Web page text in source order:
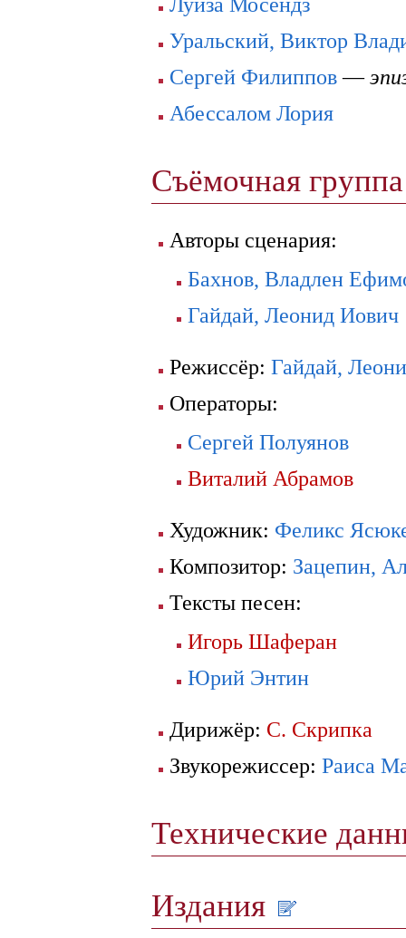
Уральский, Виктор
Сергей Филиппов—
Абессалом Лория
Съёмочная
Авторы сценария:
Бахнов, Владлен
Гайдай, Леонид Иович
Режиссёр: Гайдай,
Операторы:
Сергей Полуянов
Виталий Абрамов
Художник: Феликс
Композитор: Зацепин,
Тексты песен:
Игорь Шаферан
Юрий Энтин
Дирижёр: С. Скрипка
Звукорежиссер: Раиса
Технические
Издания